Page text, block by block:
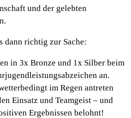
und der gelebten
dann richtig zur Sache:
in 3x Bronze und 1x Silber beim
an.
im Regen antreten
Einsatz und Teamgeist – und
Ergebnissen belohnt!